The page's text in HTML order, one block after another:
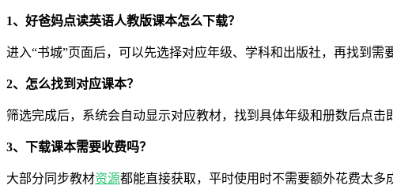
1、好爸妈点读英语人教版课本怎么下载？
进入“书城”页面后，可以先选择对应年级、学科和出版社，再找到需
2、怎么找到对应课本？
筛选完成后，系统会自动显示对应教材，找到具体年级和册数后点击
3、下载课本需要收费吗？
大部分同步教材资源都能直接获取，平时使用时不需要额外花费太多